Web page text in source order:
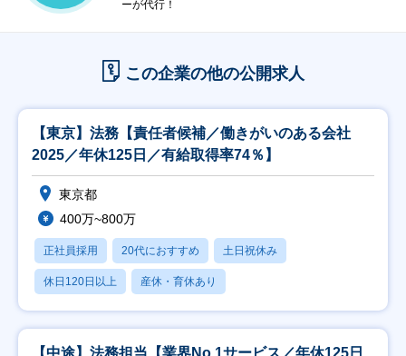
ーが代行！
この企業の他の公開求人
【東京】法務【責任者候補／働きがいのある会社
2025／年休125日／有給取得率74％】
東京都
400万~800万
正社員採用 20代におすすめ 土日祝休み
休日120日以上 産休・育休あり
【中途】法務担当【業界No.1サービス／年休125日